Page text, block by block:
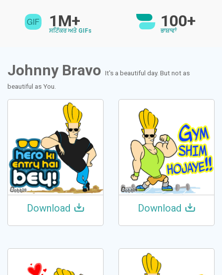
1M+
ਸਟਿੱਕਰ ਅਤੇ GIFs
100+
ਭਾਸ਼ਾਵਾਂ
Johnny Bravo It's a beautiful day. But not as
beautiful as You.
Download Download